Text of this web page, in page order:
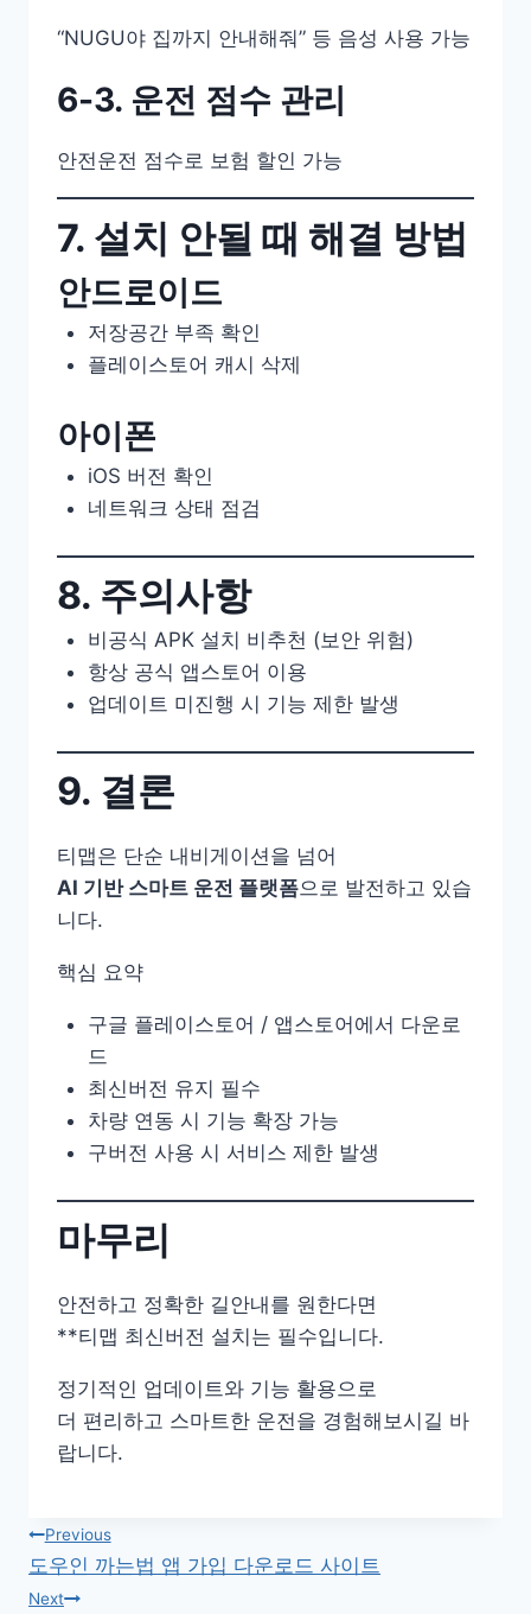
“NUGU야 집까지 안내해줘” 등 음성 사용 가능
6-3. 운전 점수 관리
안전운전 점수로 보험 할인 가능
7. 설치 안될 때 해결 방법
안드로이드
저장공간 부족 확인
플레이스토어 캐시 삭제
아이폰
iOS 버전 확인
네트워크 상태 점검
8. 주의사항
비공식 APK 설치 비추천 (보안 위험)
항상 공식 앱스토어 이용
업데이트 미진행 시 기능 제한 발생
9. 결론
티맵은 단순 내비게이션을 넘어
AI 기반 스마트 운전 플랫폼으로 발전하고 있습
니다.
핵심 요약
구글 플레이스토어 / 앱스토어에서 다운로
드
최신버전 유지 필수
차량 연동 시 기능 확장 가능
구버전 사용 시 서비스 제한 발생
마무리
안전하고 정확한 길안내를 원한다면
**티맵 최신버전 설치는 필수입니다.
정기적인 업데이트와 기능 활용으로
더 편리하고 스마트한 운전을 경험해보시길 바
랍니다.
글
탐
Previous
도우인 까는법 앱 가입 다운로드 사이트
Next